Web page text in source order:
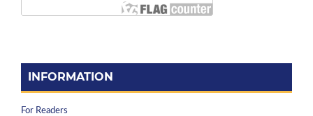
INFORMATION
For Readers